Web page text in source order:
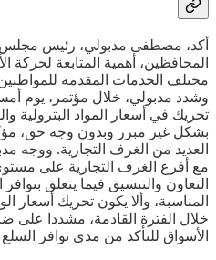
أكد، مصطفى مدبولي، رئيس مجلس
المحافظين، أهمية المتابعة لحركة
مختلف الخدمات المقدمة
وشدد مدبولي، خلال مؤتمر، يوم
تحريك في أسعار المواد البترولية
بشكل غير مبرر وبدون وجه حق،
العديد من الغرف التجارية. ووجه
مع أفرع الغرف التجارية على
التعاون والتنسيق فيما يتعلق
المناسبة، وألا يكون تحريك أسعار
خلال الفترة القادمة، مشددا على
الأسواق للتأكد من مدى توافر